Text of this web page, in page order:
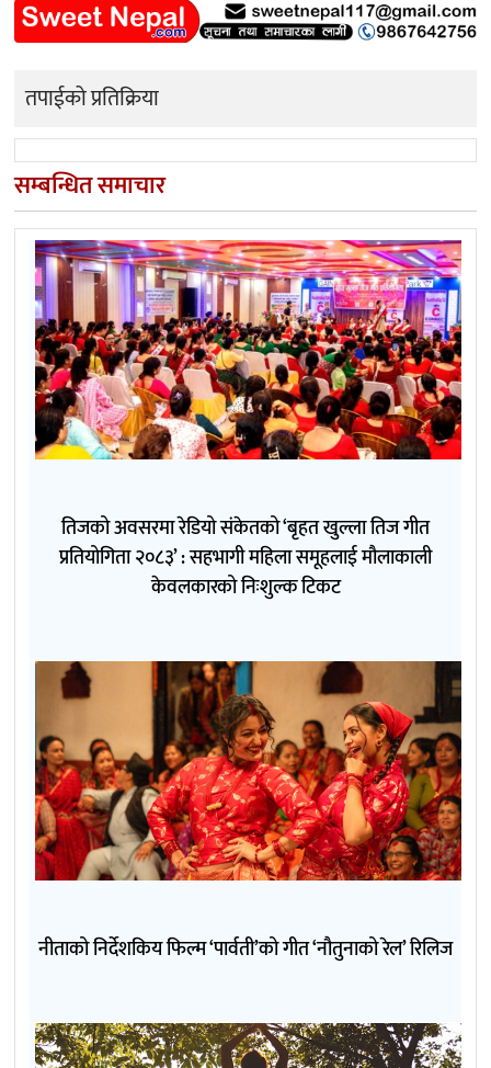
तपाईको प्रतिक्रिया
सम्बन्धित समाचार
तिजको अवसरमा रेडियो संकेतको ‘बृहत खुल्ला तिज गीत
प्रतियोगिता २०८३’ : सहभागी महिला समूहलाई मौलाकाली
केवलकारको निःशुल्क टिकट
नीताको निर्देशकिय फिल्म ‘पार्वती’को गीत ‘नौतुनाको रेल’ रिलिज